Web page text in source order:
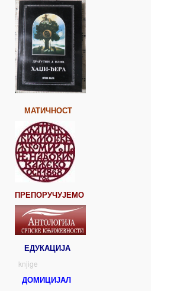
МАТИЧНОСТ
ПРЕПОРУЧУЈЕМО
ЕДУКАЦИЈА
knjige
ДОМИЦИЈАЛ